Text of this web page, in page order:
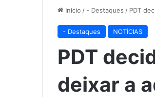
Início / - Destaques / PDT
- Destaques NOTÍCIAS
PDT
deixar a